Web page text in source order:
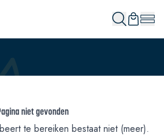
niet gevonden
te bereiken bestaat niet (meer).